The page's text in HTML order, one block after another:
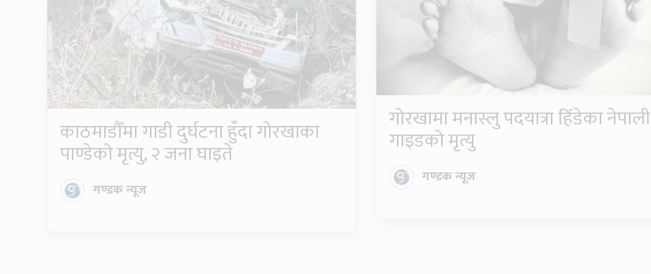
काठमाडौँमा गाडी दुर्घटना हुँदा गोरखाका
पाण्डेको मृत्यु, २ जना घाइते
गण्डक न्यूज
गोरखामा मनास्लु पदयात्रा हिँडेका नेपाली
गाइडको मृत्यु
गण्डक न्यूज